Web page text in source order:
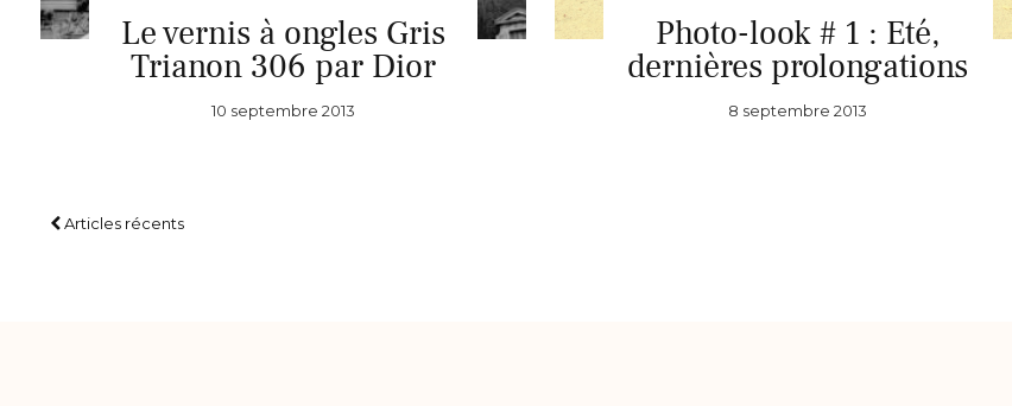
Le vernis à ongles Gris
Trianon 306 par Dior
10 septembre 2013
Photo-look # 1 : Eté,
dernières prolongations
8 septembre 2013
Articles récents